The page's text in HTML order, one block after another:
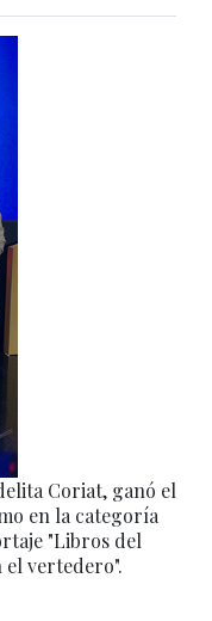
Coriat, ganó el
en la categoría
"Libros del
vertedero".